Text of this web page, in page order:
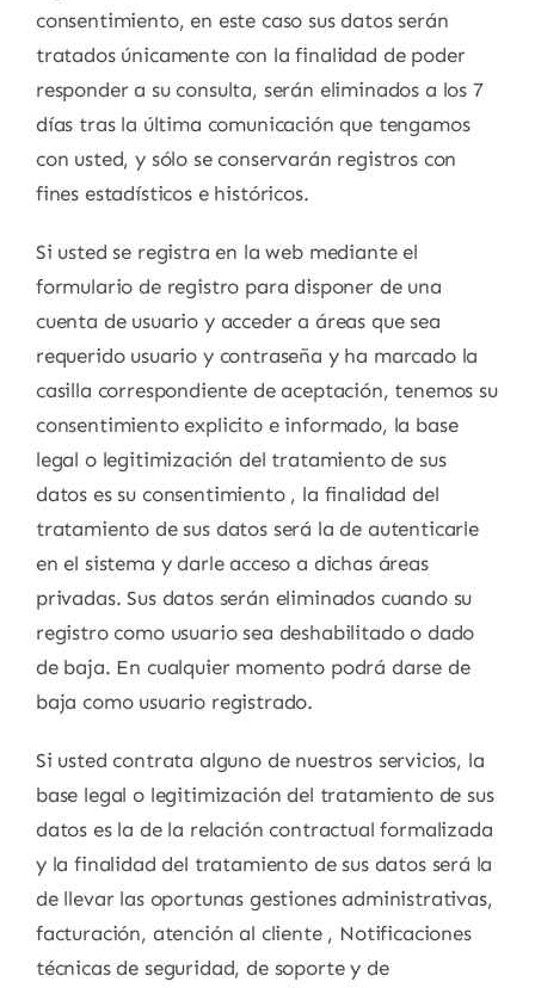
consentimiento, en este caso sus datos serán
tratados únicamente con la finalidad de poder
responder a su consulta, serán eliminados a los 7
días tras la última comunicación que tengamos
con usted, y sólo se conservarán registros con
fines estadísticos e históricos.
Si usted se registra en la web mediante el
formulario de registro para disponer de una
cuenta de usuario y acceder a áreas que sea
requerido usuario y contraseña y ha marcado la
casilla correspondiente de aceptación, tenemos su
consentimiento explicito e informado, la base
legal o legitimización del tratamiento de sus
datos es su consentimiento , la finalidad del
tratamiento de sus datos será la de autenticarle
en el sistema y darle acceso a dichas áreas
privadas. Sus datos serán eliminados cuando su
registro como usuario sea deshabilitado o dado
de baja. En cualquier momento podrá darse de
baja como usuario registrado.
Si usted contrata alguno de nuestros servicios, la
base legal o legitimización del tratamiento de sus
datos es la de la relación contractual formalizada
y la finalidad del tratamiento de sus datos será la
de llevar las oportunas gestiones administrativas,
facturación, atención al cliente , Notificaciones
técnicas de seguridad, de soporte y de